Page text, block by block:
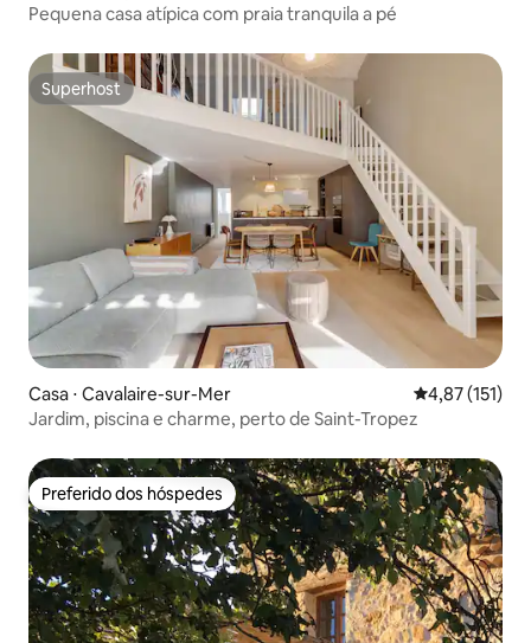
Pequena casa atípica com praia tranquila a pé
Superhost
Superhost
Casa ⋅ Cavalaire-sur-Mer 4,87 de uma
4,87 (151)
Jardim, piscina e charme, perto de Saint-Tropez
Preferido dos hóspedes
Preferido dos hóspedes